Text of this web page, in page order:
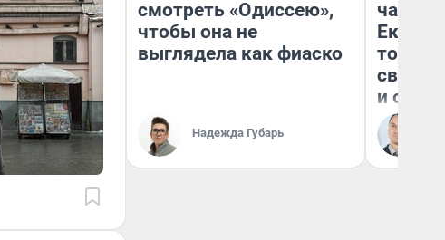
смотреть «Одиссею»,
чтобы она не
выглядела как фиаско
Надежда Губарь
том,
своей
и